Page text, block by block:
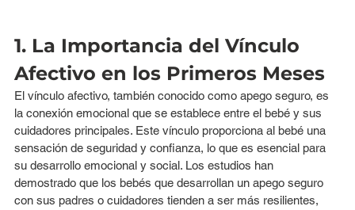
1. La Importancia del Vínculo
Afectivo en los Primeros Meses
El vínculo afectivo, también conocido como apego seguro, es
la conexión emocional que se establece entre el bebé y sus
cuidadores principales. Este vínculo proporciona al bebé una
sensación de seguridad y confianza, lo que es esencial para
su desarrollo emocional y social. Los estudios han
demostrado que los bebés que desarrollan un apego seguro
con sus padres o cuidadores tienden a ser más resilientes,